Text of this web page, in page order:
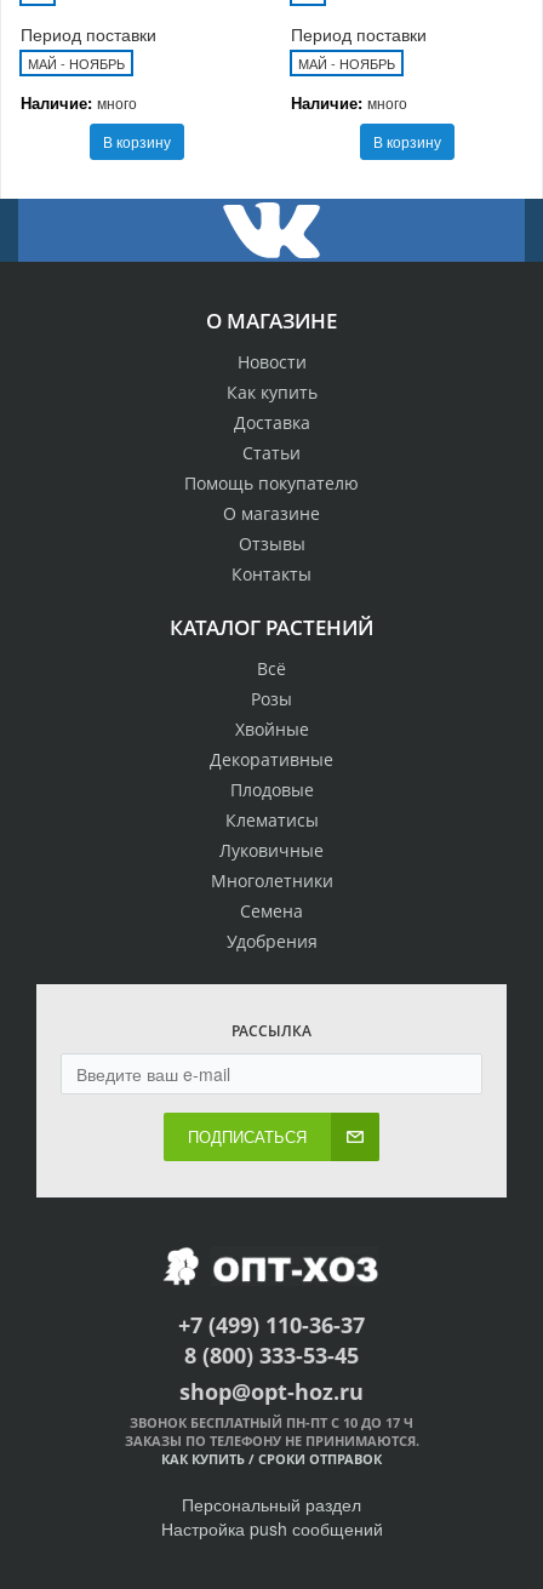
Период поставки
МАЙ - НОЯБРЬ
Наличие: много
В корзину
Период поставки
МАЙ - НОЯБРЬ
Наличие: много
В корзину
О МАГАЗИНЕ
Новости
Как купить
Доставка
Статьи
Помощь покупателю
О магазине
Отзывы
Контакты
КАТАЛОГ РАСТЕНИЙ
Всё
Розы
Хвойные
Декоративные
Плодовые
Клематисы
Луковичные
Многолетники
Семена
Удобрения
РАССЫЛКА
ПОДПИСАТЬСЯ
+7 (499) 110-36-37
8 (800) 333-53-45
shop@opt-hoz.ru
ЗВОНОК БЕСПЛАТНЫЙ ПН-ПТ С 10 ДО 17 Ч
ЗАКАЗЫ ПО ТЕЛЕФОНУ НЕ ПРИНИМАЮТСЯ.
КАК КУПИТЬ / СРОКИ ОТПРАВОК
Персональный раздел
Настройка push сообщений